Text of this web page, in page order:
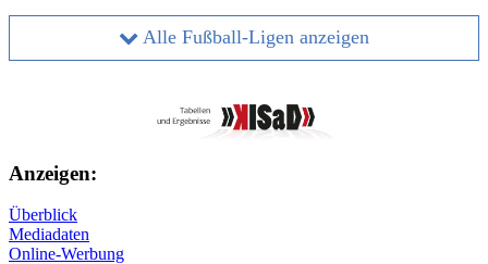
Alle Fußball-Ligen anzeigen
Anzeigen:
Überblick
Mediadaten
Online-Werbung